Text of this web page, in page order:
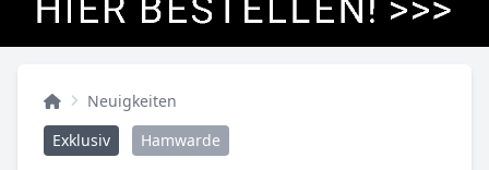
Neuigkeiten
Exklusiv
Hamwarde